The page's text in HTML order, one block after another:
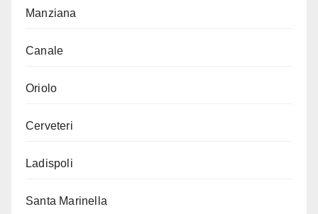
Manziana
Canale
Oriolo
Cerveteri
Ladispoli
Santa Marinella